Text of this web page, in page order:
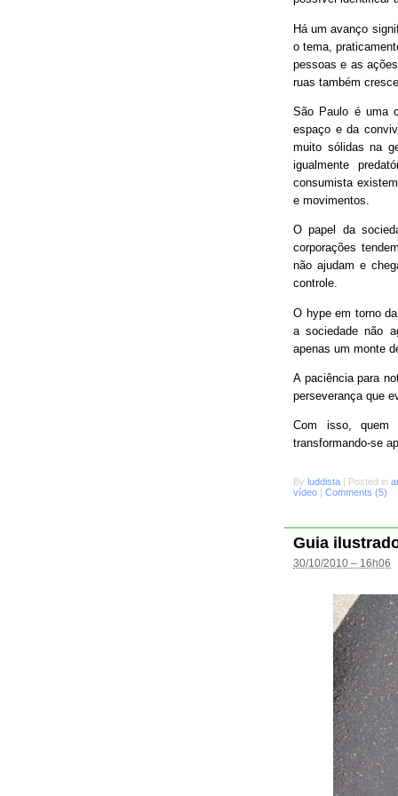
Há um avanço
o tema,
pessoas e as
ruas também
São Paulo é uma
espaço e da
muito sólidas na
igualmente
consumista
e movimentos.
O papel da
corporações
não ajudam e
controle.
O hype em torno
a sociedade não
apenas um monte
A paciência para
perseverança que
Com isso, quem
transformando-se
By luddista | Posted in
vídeo | Comments (5)
Guia
30/10/2010 – 16h06